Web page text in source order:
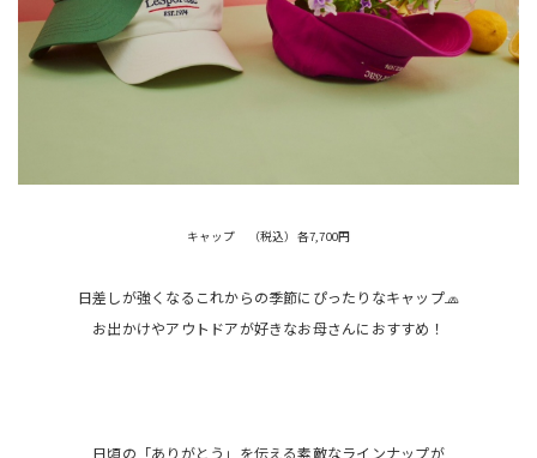
キャップ （税込）各7,700円
日差しが強くなるこれからの季節にぴったりなキャップ🧢
お出かけやアウトドアが好きなお母さんにおすすめ！
日頃の「ありがとう」を伝える素敵なラインナップが